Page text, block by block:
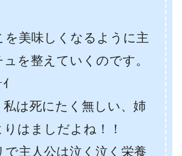
を美味しくなるように主
ュを整えていくのです。
は死にたく無しい、姉
はましだよね！！
で主人公は泣く泣く栄養